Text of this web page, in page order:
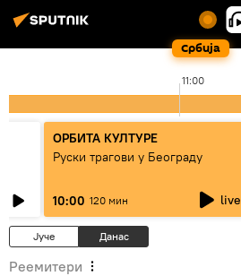
Србија
11:00
ОРБИТА КУЛТУРЕ
Руски трагови у Београду
10:00 120 мин live
Јуче Данас
Реемитери